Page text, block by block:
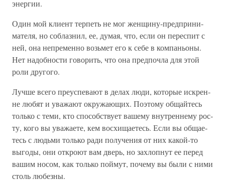
энергии.
Один мой клиент терпеть не мог женщину-предприни­
мателя, но соблазнил, ее, думая, что, если он переспит с
ней, она непременно возьмет его к себе в компаньоны.
Нет на­добности говорить, что она предпочла для этой
роли дру­гого.
Лучше всего преуспевают в делах люди, которые искрен­
не любят и уважают окружающих. Поэтому общайтесь
только с теми, кто способствует вашему внутреннему рос­
ту, кого вы уважаете, кем восхищаетесь. Если вы общае­
тесь с людьми только ради получения от них какой-то
выго­ды, они откроют вам дверь, но захлопнут ее перед
вашим носом, как только поймут, почему вы были с ними
столь любезны.